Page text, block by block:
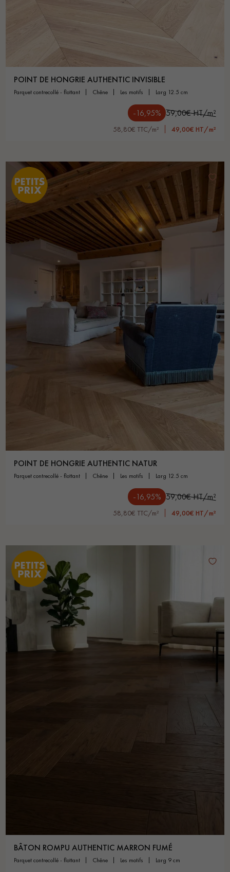
POINT DE HONGRIE AUTHENTIC INVISIBLE
parquet contrecollé - flottant chêne les motifs larg 12.5 cm
-16,95% 59,00€ HT/m²
58,80€ TTC/m² 49,00€ HT/m²
POINT DE HONGRIE AUTHENTIC NATUR
parquet contrecollé - flottant chêne les motifs larg 12.5 cm
-16,95% 59,00€ HT/m²
58,80€ TTC/m² 49,00€ HT/m²
BÂTON ROMPU AUTHENTIC MARRON FUMÉ
parquet contrecollé - flottant chêne les motifs larg 9 cm